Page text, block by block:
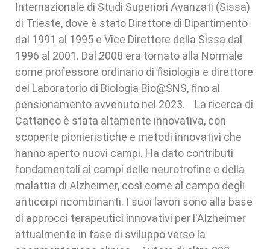
Internazionale di Studi Superiori Avanzati (Sissa)
di Trieste, dove è stato Direttore di Dipartimento
dal 1991 al 1995 e Vice Direttore della Sissa dal
1996 al 2001. Dal 2008 era tornato alla Normale
come professore ordinario di fisiologia e direttore
del Laboratorio di Biologia Bio@SNS, fino al
pensionamento avvenuto nel 2023. La ricerca di
Cattaneo è stata altamente innovativa, con
scoperte pionieristiche e metodi innovativi che
hanno aperto nuovi campi. Ha dato contributi
fondamentali ai campi delle neurotrofine e della
malattia di Alzheimer, così come al campo degli
anticorpi ricombinanti. I suoi lavori sono alla base
di approcci terapeutici innovativi per l'Alzheimer
attualmente in fase di sviluppo verso la